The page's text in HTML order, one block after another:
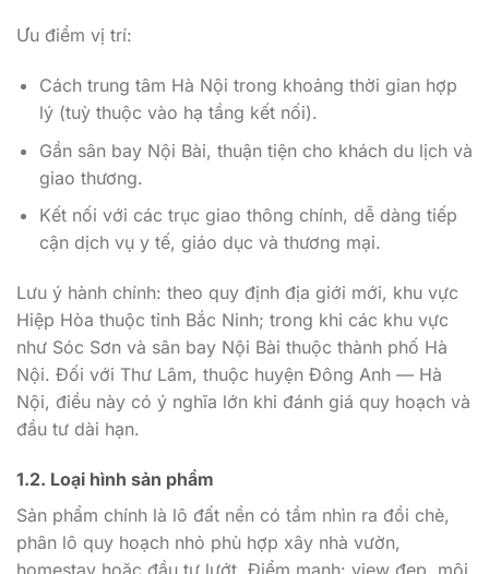
Ưu điểm vị trí:
Cách trung tâm Hà Nội trong khoảng thời gian hợp
lý (tuỳ thuộc vào hạ tầng kết nối).
Gần sân bay Nội Bài, thuận tiện cho khách du lịch và
giao thương.
Kết nối với các trục giao thông chính, dễ dàng tiếp
cận dịch vụ y tế, giáo dục và thương mại.
Lưu ý hành chính: theo quy định địa giới mới, khu vực
Hiệp Hòa thuộc tỉnh Bắc Ninh; trong khi các khu vực
như Sóc Sơn và sân bay Nội Bài thuộc thành phố Hà
Nội. Đối với Thư Lâm, thuộc huyện Đông Anh — Hà
Nội, điều này có ý nghĩa lớn khi đánh giá quy hoạch và
đầu tư dài hạn.
1.2. Loại hình sản phẩm
Sản phẩm chính là lô đất nền có tầm nhìn ra đồi chè,
phân lô quy hoạch nhỏ phù hợp xây nhà vườn,
homestay hoặc đầu tư lướt. Điểm mạnh: view đẹp, môi